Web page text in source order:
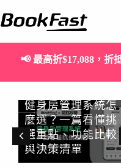
📢 最高折$17,088，折
健身房管理系統怎
麼選？一篇看懂挑
選重點、功能比較
與決策清單